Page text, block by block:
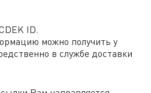
ID.
можно получить у
в службе доставки